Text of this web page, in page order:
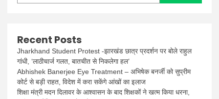
Recent Posts
Jharkhand Student Protest -झारखंड छात्र प्रदर्शन पर बोले राहुल
गांधी, ‘लाठीचार्ज गलत, बातचीत से निकलेगा हल’
Abhishek Banerjee Eye Treatment – अभिषेक बनर्जी को सुप्रीम
कोर्ट से बड़ी राहत, विदेश में करा सकेंगे आंखों का इलाज
शिक्षा मंत्री मदन दिलावर के आश्वासन के बाद शिक्षकों ने खत्म किया धरना,